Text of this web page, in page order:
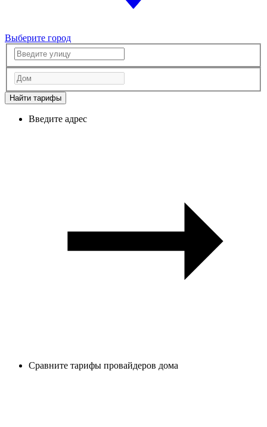
Выберите город
Найти тарифы
Введите адрес
Сравните тарифы провайдеров дома